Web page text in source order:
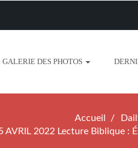
GALERIE DES PHOTOS
Accueil
AVRIL 2022 Lecture Biblique :